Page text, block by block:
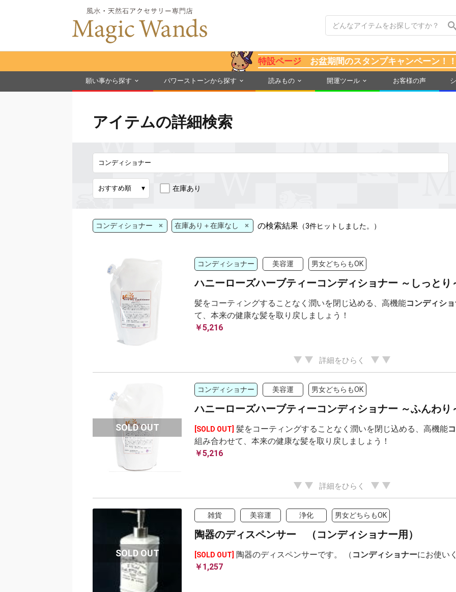
特設ページ お盆期間のスタンプキャンペーン！！
願い事から探す パワーストーンから探す 読みもの 開運ツール お客様の声
アイテムの詳細検索
在庫あり
コンディショナー × 在庫あり＋在庫なし × の検索結果 （3件ヒットしました。）
コンディショナー 美容運 男女どちらもOK
ハニーローズハーブティーコンディショナー ～しっとり
髪をコーティングすることなく潤いを閉じ込める、高機能コンディシ
て、本来の健康な髪を取り戻しましょう！
￥5,216
詳細をひらく
コンディショナー 美容運 男女どちらもOK
ハニーローズハーブティーコンディショナー ～ふんわり
[SOLD OUT] 髪をコーティングすることなく潤いを閉じ込める、高機能
組み合わせて、本来の健康な髪を取り戻しましょう！
￥5,216
詳細をひらく
雑貨 美容運 浄化 男女どちらもOK
陶器のディスペンサー （コンディショナー用）
[SOLD OUT] 陶器のディスペンサーです。 （ コンディショナーにお使い
￥1,257